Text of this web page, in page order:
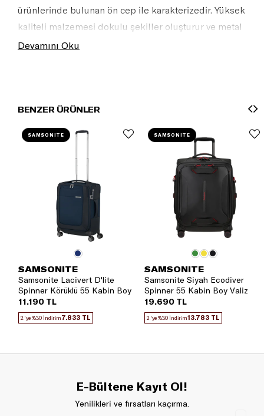
ürünlerinde bulunan ön cep ile karakterizedir. Yüksek
kaliteli malzemesi dokulu şekiller oluşturur ve metal
detayları ile ön plana çıkmaktadır.
Devamını Oku
BENZER ÜRÜNLER
SAMSONITE
Samsonite Lacivert D'lite
Spinner Körüklü 55 Kabin Boy
Valiz
11.190 TL
2.'ye %30 İndirim7.833 TL
SAMSONITE
SAMSONITE
Samsonite Siyah Ecodiver
Spinner 55 Kabin Boy Valiz
19.690 TL
2.'ye %30 İndirim13.783 TL
SAMSONITE
E-Bültene Kayıt Ol!
Yenilikleri ve fırsatları kaçırma.